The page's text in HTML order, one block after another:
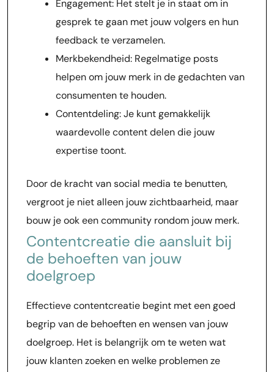
Engagement: Het stelt je in staat om in
gesprek te gaan met jouw volgers en hun
feedback te verzamelen.
Merkbekendheid: Regelmatige posts
helpen om jouw merk in de gedachten van
consumenten te houden.
Contentdeling: Je kunt gemakkelijk
waardevolle content delen die jouw
expertise toont.
Door de kracht van social media te benutten,
vergroot je niet alleen jouw zichtbaarheid, maar
bouw je ook een community rondom jouw merk.
Contentcreatie die aansluit bij
de behoeften van jouw
doelgroep
Effectieve contentcreatie begint met een goed
begrip van de behoeften en wensen van jouw
doelgroep. Het is belangrijk om te weten wat
jouw klanten zoeken en welke problemen ze